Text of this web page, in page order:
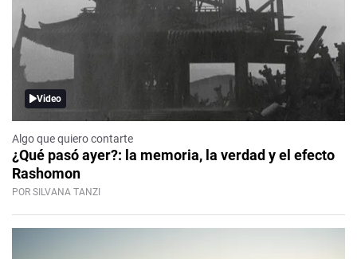
Video
Algo que quiero contarte
¿Qué pasó ayer?: la memoria, la verdad y el efecto
Rashomon
POR SILVANA TANZI